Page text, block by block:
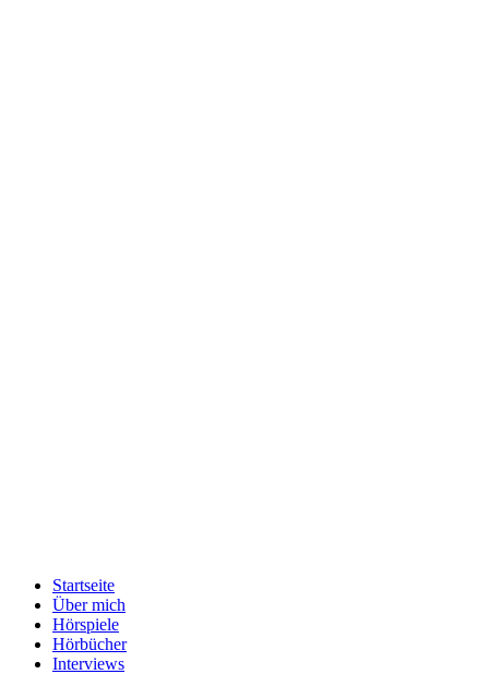
Startseite
Über mich
Hörspiele
Hörbücher
Interviews